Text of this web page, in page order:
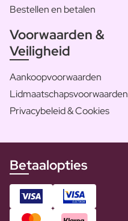
Bestellen en betalen
Voorwaarden &
Veiligheid
Aankoopvoorwaarden
Lidmaatschapsvoorwaarden
Privacybeleid & Cookies
Betaalopties